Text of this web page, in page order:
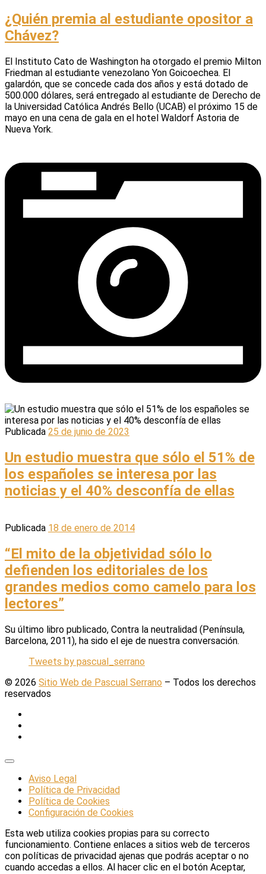
¿Quién premia al estudiante opositor a
Chávez?
El Instituto Cato de Washington ha otorgado el premio Milton
Friedman al estudiante venezolano Yon Goicoechea. El
galardón, que se concede cada dos años y está dotado de
500.000 dólares, será entregado al estudiante de Derecho de
la Universidad Católica Andrés Bello (UCAB) el próximo 15 de
mayo en una cena de gala en el hotel Waldorf Astoria de
Nueva York.
Publicada 25 de junio de 2023
Un estudio muestra que sólo el 51% de
los españoles se interesa por las
noticias y el 40% desconfía de ellas
Publicada 18 de enero de 2014
“El mito de la objetividad sólo lo
defienden los editoriales de los
grandes medios como camelo para los
lectores”
Su último libro publicado, Contra la neutralidad (Península,
Barcelona, 2011), ha sido el eje de nuestra conversación.
Tweets by pascual_serrano
© 2026 Sitio Web de Pascual Serrano – Todos los derechos
reservados
Aviso Legal
Política de Privacidad
Política de Cookies
Configuración de Cookies
Esta web utiliza cookies propias para su correcto
funcionamiento. Contiene enlaces a sitios web de terceros
con políticas de privacidad ajenas que podrás aceptar o no
cuando accedas a ellos. Al hacer clic en el botón Aceptar,